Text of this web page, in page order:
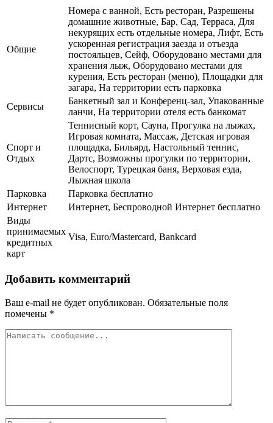
Общие
Номера с ванной, Есть ресторан, Разрешены
домашние животные, Бар, Сад, Терраса, Для
некурящих есть отдельные номера, Лифт, Есть
ускоренная регистрация заезда и отъезда
постояльцев, Сейф, Оборудовано местами для
хранения лыж, Оборудовано местами для
курения, Есть ресторан (меню), Площадки для
загара, На территории есть парковка
Сервисы
Банкетный зал и Конференц-зал, Упакованные
ланчи, На территории отеля есть банкомат
Спорт и
Отдых
Теннисный корт, Сауна, Прогулка на лыжах,
Игровая комната, Массаж, Детская игровая
площадка, Бильярд, Настольный теннис,
Дартс, Возможны прогулки по территории,
Велоспорт, Турецкая баня, Верховая езда,
Лыжная школа
Парковка
Парковка бесплатно
Интернет
Интернет, Беспроводной Интернет бесплатно
Виды
принимаемых
кредитных
карт
Visa, Euro/Mastercard, Bankcard
Добавить комментарий
Ваш e-mail не будет опубликован. Обязательные поля
помечены *